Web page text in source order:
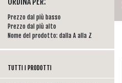
Prezzo dal più basso
Prezzo dal più alto
Nome del prodotto: dalla A alla Z
TUTTI I PRODOTTI